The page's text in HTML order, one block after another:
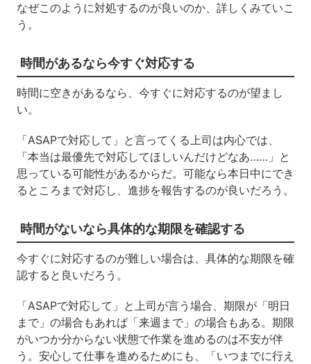
なぜこのように対処するのが良いのか、詳しくみていこ
う。
時間があるなら今すぐ対応する
時間に空きがあるなら、今すぐに対応するのが望まし
い。
「ASAPで対応して」と言ってくる上司は内心では、
「本当は最優先で対応してほしいんだけどなあ……」と
思っている可能性があるからだ。可能なら本日中にでき
るところまで対応し、進捗を報告するのが良いだろう。
時間がないなら具体的な期限を確認する
今すぐに対応するのが難しい場合は、具体的な期限を確
認すると良いだろう。
「ASAPで対応して」と上司が言う場合、期限が「明日
まで」の場合もあれば「来週まで」の場合もある。期限
がいつか分からない状態で作業を進めるのは不安が伴
う。安心して仕事を進めるためにも、「いつまでに行え